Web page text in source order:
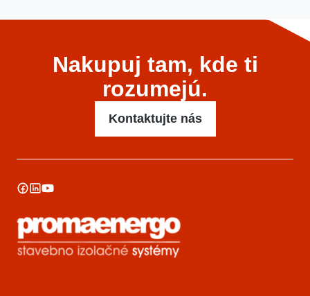
Nakupuj tam, kde ti
rozumejú.
Kontaktujte nás